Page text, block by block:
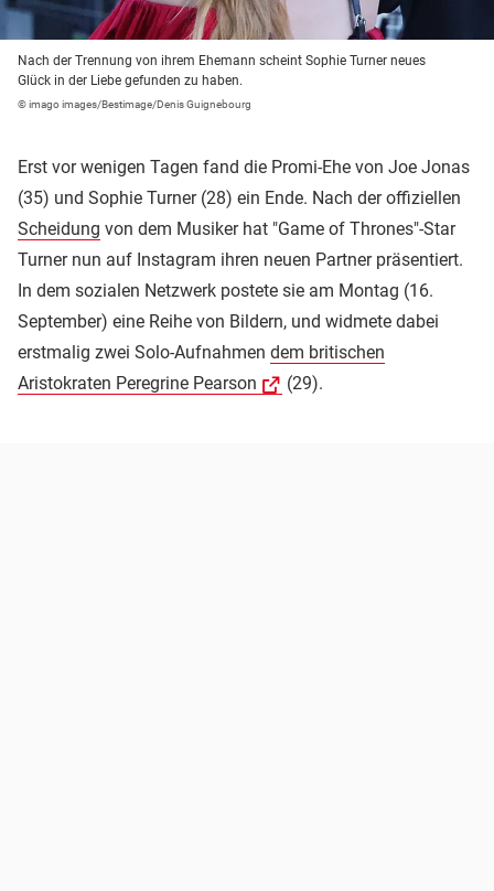
Nach der Trennung von ihrem Ehemann scheint Sophie Turner neues
Glück in der Liebe gefunden zu haben.
© imago images/Bestimage/Denis Guignebourg
Erst vor wenigen Tagen fand die Promi-Ehe von Joe Jonas
(35) und Sophie Turner (28) ein Ende. Nach der offiziellen
Scheidung von dem Musiker hat "Game of Thrones"-Star
Turner nun auf Instagram ihren neuen Partner präsentiert.
In dem sozialen Netzwerk postete sie am Montag (16.
September) eine Reihe von Bildern, und widmete dabei
erstmalig zwei Solo-Aufnahmen dem britischen
Aristokraten Peregrine Pearson
(29).